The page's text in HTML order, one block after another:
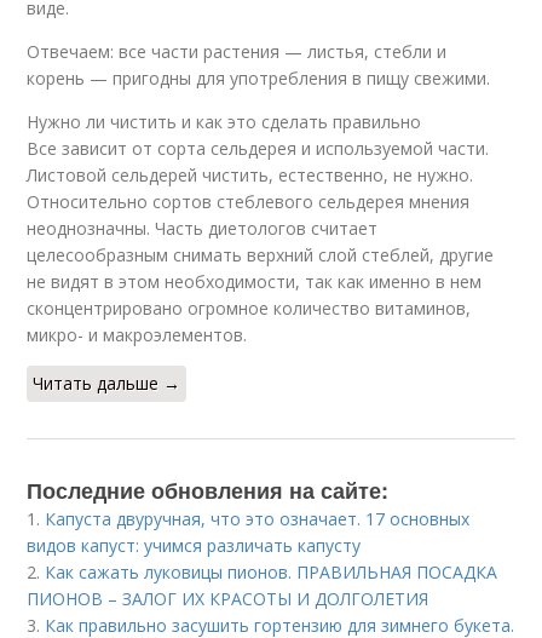
виде.
Отвечаем: все части растения — листья, стебли и
корень — пригодны для употребления в пищу свежими.
Нужно ли чистить и как это сделать правильно
Все зависит от сорта сельдерея и используемой части.
Листовой сельдерей чистить, естественно, не нужно.
Относительно сортов стеблевого сельдерея мнения
неоднозначны. Часть диетологов считает
целесообразным снимать верхний слой стеблей, другие
не видят в этом необходимости, так как именно в нем
сконцентрировано огромное количество витаминов,
микро- и макроэлементов.
Читать дальше →
Последние обновления на сайте:
1. Капуста двуручная, что это означает. 17 основных
видов капуст: учимся различать капусту
2. Как сажать луковицы пионов. ПРАВИЛЬНАЯ ПОСАДКА
ПИОНОВ – ЗАЛОГ ИХ КРАСОТЫ И ДОЛГОЛЕТИЯ
3. Как правильно засушить гортензию для зимнего букета.